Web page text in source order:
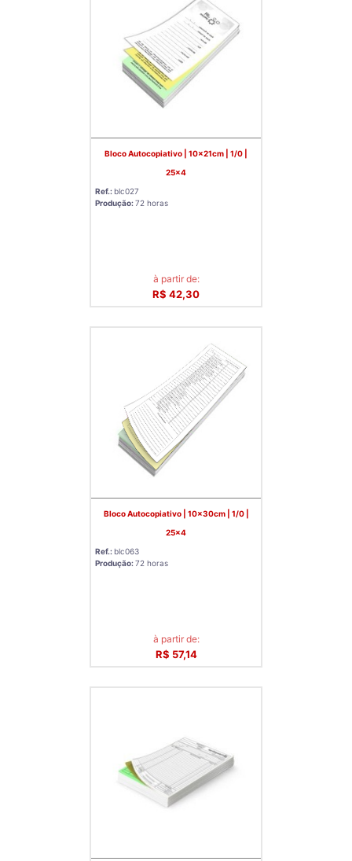
Bloco Autocopiativo | 10x21cm | 1/0 |
25x4
Ref.: blc027
Produção:72 horas
à partir de:
R$ 42,30
Bloco Autocopiativo | 10x30cm | 1/0 |
25x4
Ref.: blc063
Produção:72 horas
à partir de:
R$ 57,14